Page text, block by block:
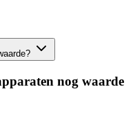
nog waarde